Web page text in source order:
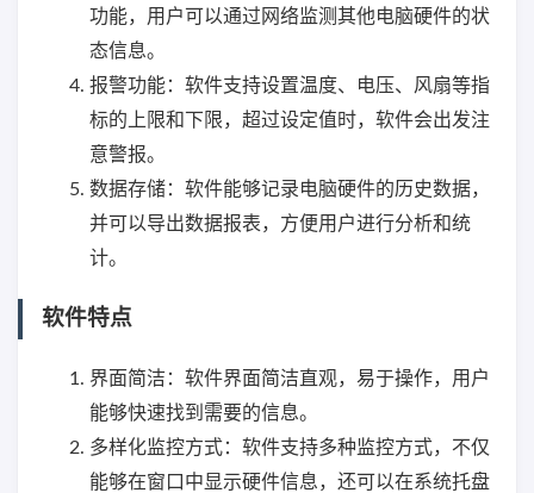
功能，用户可以通过网络监测其他电脑硬件的状
态信息。
报警功能：软件支持设置温度、电压、风扇等指
标的上限和下限，超过设定值时，软件会出发注
意警报。
数据存储：软件能够记录电脑硬件的历史数据，
并可以导出数据报表，方便用户进行分析和统
计。
软件特点
界面简洁：软件界面简洁直观，易于操作，用户
能够快速找到需要的信息。
多样化监控方式：软件支持多种监控方式，不仅
能够在窗口中显示硬件信息，还可以在系统托盘